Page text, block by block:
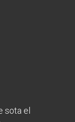
sota el